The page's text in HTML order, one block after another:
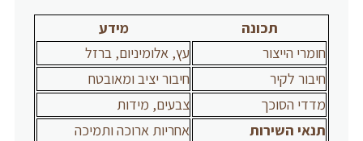
תכונה
מידע
חומרי הייצור
עץ, אלומיניום, ברזל
חיבור לקיר
חיבור יציב ומאובטח
מדדי הסוכך
צבעים, מידות
תנאי השירות
אחריות ארוכה ותמיכה